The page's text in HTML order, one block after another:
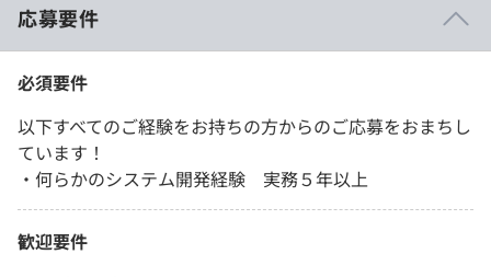
応募要件
必須要件
以下すべてのご経験をお持ちの方からのご応募をおまちし
ています！
・何らかのシステム開発経験 実務５年以上
歓迎要件